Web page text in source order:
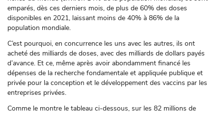
emparés, dès ces derniers mois, de plus de 60% des doses
disponibles en 2021, laissant moins de 40% à 86% de la
population mondiale.
C’est pourquoi, en concurrence les uns avec les autres, ils ont
acheté des milliards de doses, avec des milliards de dollars payés
d’avance. Et ce, même après avoir abondamment financé les
dépenses de la recherche fondamentale et appliquée publique et
privée pour la conception et le développement des vaccins par les
entreprises privées.
Comme le montre le tableau ci-dessous, sur les 82 millions de